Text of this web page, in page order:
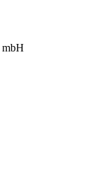
mbH